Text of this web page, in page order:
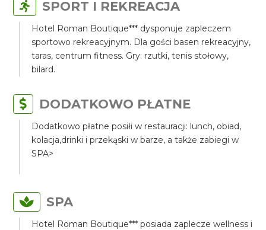
SPORT I REKREACJA
Hotel Roman Boutique*** dysponuje zapleczem
sportowo rekreacyjnym. Dla gości basen rekreacyjny,
taras, centrum fitness. Gry: rzutki, tenis stołowy,
bilard.
DODATKOWO PŁATNE
Dodatkowo płatne posiłi w restauracji: lunch, obiad,
kolacja,drinki i przekąski w barze, a także zabiegi w
SPA>
SPA
Hotel Roman Boutique*** posiada zaplecze wellness i